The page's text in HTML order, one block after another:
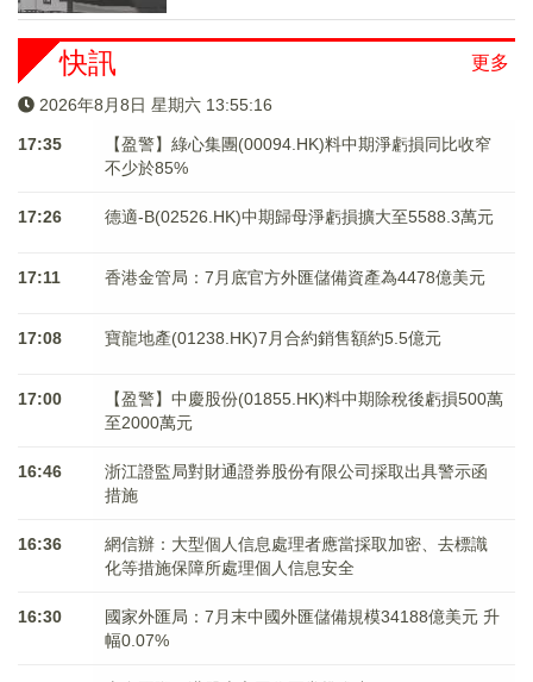
更多
快訊
2026年8月8日 星期六 13:55:16
17:35
【盈警】綠心集團(00094.HK)料中期淨虧損同比收窄
不少於85%
17:26 德適-B(02526.HK)中期歸母淨虧損擴大至5588.3萬元
17:11 香港金管局：7月底官方外匯儲備資產為4478億美元
17:08 寶龍地產(01238.HK)7月合約銷售額約5.5億元
17:00
【盈警】中慶股份(01855.HK)料中期除稅後虧損500萬
至2000萬元
16:46
浙江證監局對財通證券股份有限公司採取出具警示函
措施
16:36
網信辦：大型個人信息處理者應當採取加密、去標識
化等措施保障所處理個人信息安全
16:30
國家外匯局：7月末中國外匯儲備規模34188億美元 升
幅0.07%